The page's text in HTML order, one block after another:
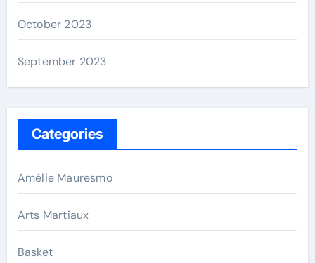
October 2023
September 2023
Categories
Amélie Mauresmo
Arts Martiaux
Basket